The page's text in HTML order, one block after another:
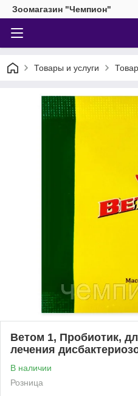
Зоомагазин "Чемпион"
Товары и услуги
Ветом 1, Пробиотик,
лечения
В наличии
Розница